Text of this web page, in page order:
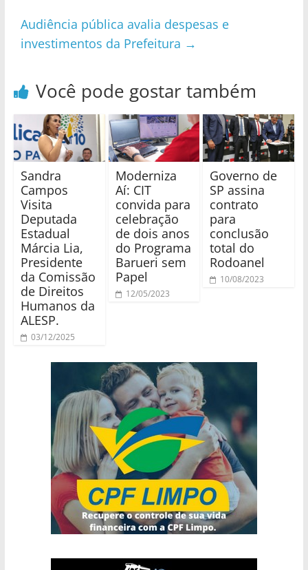
Audiência pública avalia despesas e
investimentos da Prefeitura →
Você pode gostar também
Sandra
Campos
Visita
Deputada
Estadual
Márcia Lia,
Presidente
da Comissão
de Direitos
Humanos da
ALESP.
03/12/2025
Moderniza
Aí: CIT
convida para
celebração
de dois anos
do Programa
Barueri sem
Papel
12/05/2023
Governo de
SP assina
contrato
para
conclusão
total do
Rodoanel
10/08/2023